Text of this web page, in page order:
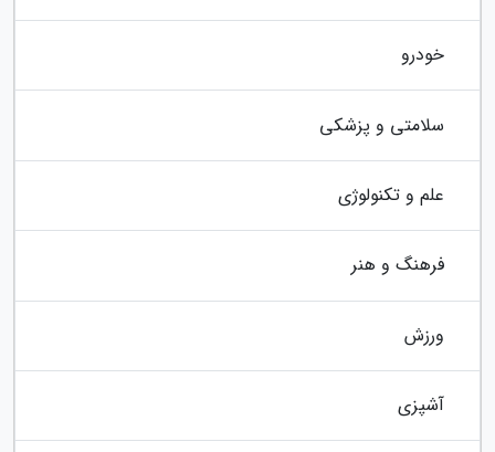
خودرو
سلامتی و پزشکی
علم و تکنولوژی
فرهنگ و هنر
ورزش
آشپزی